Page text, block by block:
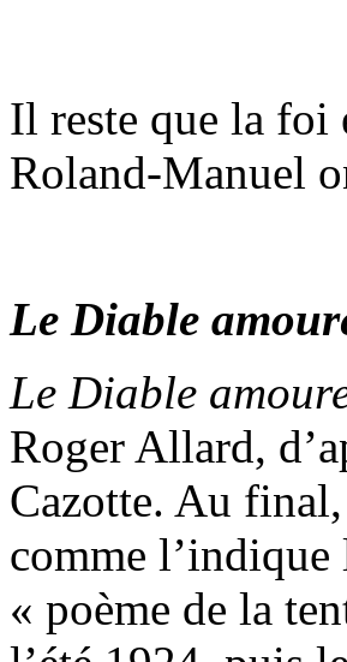
Il reste que la foi
Roland-Manuel
Le Diable
Le Diable
Roger Allard,
Cazotte. Au
comme
« poème de la